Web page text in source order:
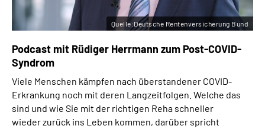
Podcast mit Rüdiger Herrmann zum Post-COVID-
Syndrom
Viele Menschen kämpfen nach überstandener COVID-
Erkrankung noch mit deren Langzeitfolgen. Welche das
sind und wie Sie mit der richtigen Reha schneller
wieder zurück ins Leben kommen, darüber spricht
Quelle:Deutsche Rentenversicherung Bund